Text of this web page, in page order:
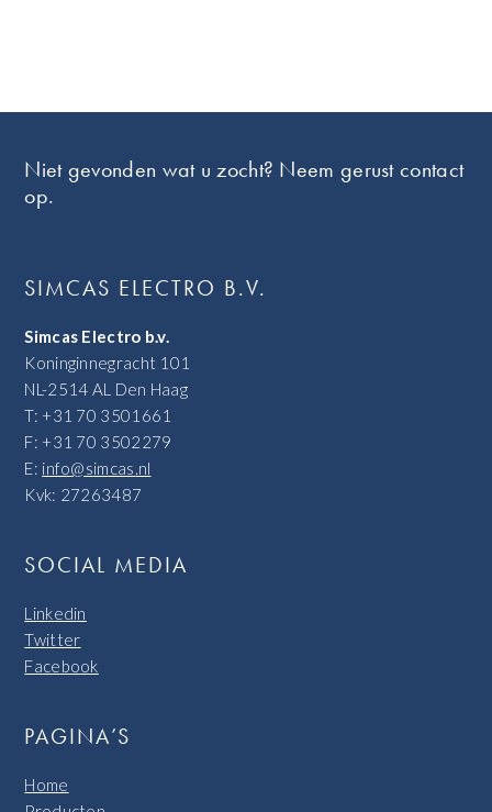
Niet gevonden wat u zocht? Neem gerust contact
op.
SIMCAS ELECTRO B.V.
Simcas Electro b.v.
Koninginnegracht 101
NL-2514 AL Den Haag
T: +31 70 3501661
F: +31 70 3502279
E: info@simcas.nl
Kvk: 27263487
SOCIAL MEDIA
Linkedin
Twitter
Facebook
PAGINA’S
Home